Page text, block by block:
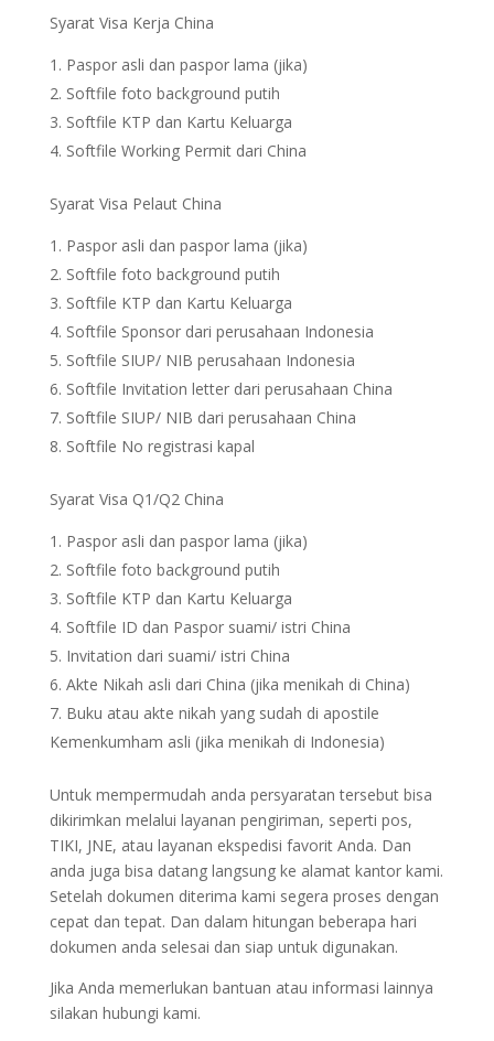
Syarat Visa Kerja China
Paspor asli dan paspor lama (jika)
Softfile foto background putih
Softfile KTP dan Kartu Keluarga
Softfile Working Permit dari China
Syarat Visa Pelaut China
Paspor asli dan paspor lama (jika)
Softfile foto background putih
Softfile KTP dan Kartu Keluarga
Softfile Sponsor dari perusahaan Indonesia
Softfile SIUP/ NIB perusahaan Indonesia
Softfile Invitation letter dari perusahaan China
Softfile SIUP/ NIB dari perusahaan China
Softfile No registrasi kapal
Syarat Visa Q1/Q2 China
Paspor asli dan paspor lama (jika)
Softfile foto background putih
Softfile KTP dan Kartu Keluarga
Softfile ID dan Paspor suami/ istri China
Invitation dari suami/ istri China
Akte Nikah asli dari China (jika menikah di China)
Buku atau akte nikah yang sudah di apostile
Kemenkumham asli (jika menikah di Indonesia)
Untuk mempermudah anda persyaratan tersebut bisa
dikirimkan melalui layanan pengiriman, seperti pos,
TIKI, JNE, atau layanan ekspedisi favorit Anda. Dan
anda juga bisa datang langsung ke alamat kantor kami.
Setelah dokumen diterima kami segera proses dengan
cepat dan tepat. Dan dalam hitungan beberapa hari
dokumen anda selesai dan siap untuk digunakan.
Jika Anda memerlukan bantuan atau informasi lainnya
silakan hubungi kami.